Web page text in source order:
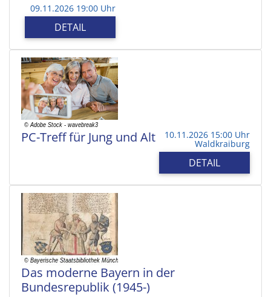
09.11.2026 19:00 Uhr
DETAIL
PC-Treff für Jung und Alt 10.11.2026 15:00 Uhr
Waldkraiburg
DETAIL
Das moderne Bayern in der
Bundesrepublik (1945-)